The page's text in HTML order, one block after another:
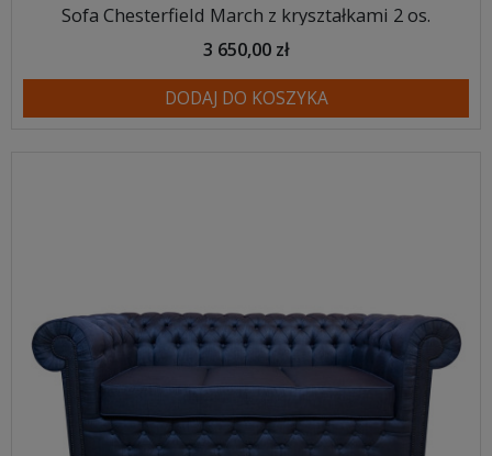
Sofa Chesterfield March z kryształkami 2 os.
3 650,00 zł
DODAJ DO KOSZYKA